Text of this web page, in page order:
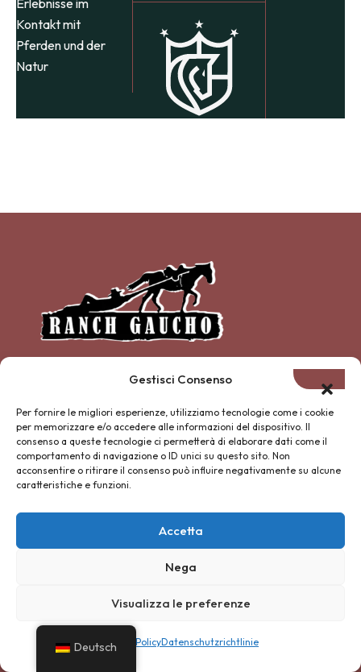
Gestisci Consenso
Per fornire le migliori esperienze, utilizziamo tecnologie come i cookie
per memorizzare e/o accedere alle informazioni del dispositivo. Il
consenso a queste tecnologie ci permetterà di elaborare dati come il
comportamento di navigazione o ID unici su questo sito. Non
acconsentire o ritirare il consenso può influire negativamente su alcune
caratteristiche e funzioni.
Accetta
Nega
Visualizza le preferenze
Cookie PolicyDatenschutzrichtlinie
Erlebnisse im
Kontakt mit
Pferden und der
Natur
Ort. Civitella di Sellano, n. 17
06030 – Sellano (PG) – IT
Kontakte
CF 93030550540
+39 345 242 7971
Deutsch
Gaucho BOT
Chiedimi tutto — sono qui per te